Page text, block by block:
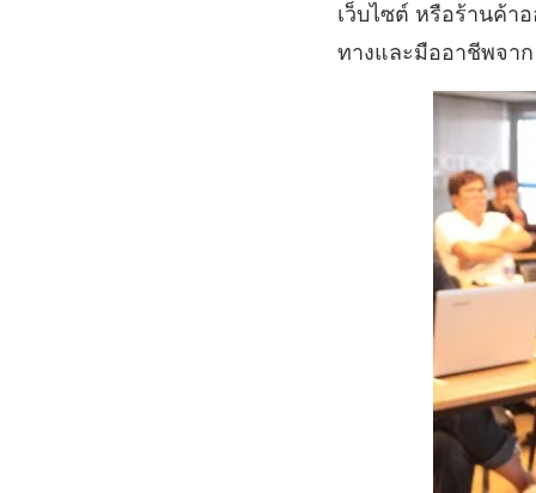
เว็บไซต์ หรือร้านค้า
ทางและมืออาชีพจาก